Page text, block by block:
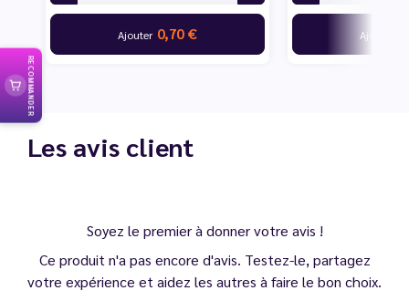
Ajouter 0,70 € Ajouter
Les avis client
Soyez le premier à donner votre avis !
Ce produit n'a pas encore d'avis. Testez-le, partagez
votre expérience et aidez les autres à faire le bon choix.
RECOMMANDER